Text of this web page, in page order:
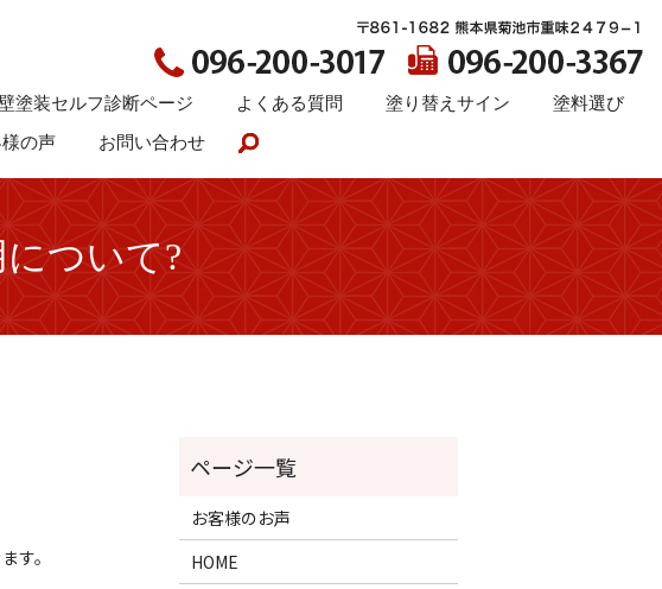
塗装セルフ診断ページ よくある質問 塗り替えサイン 塗料選び
の声 お問い合わせ search
ついて?
す。
お客様のお声
HOME